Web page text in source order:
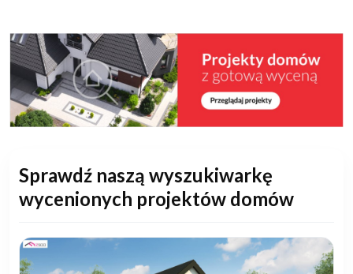
Sprawdź naszą wyszukiwarkę
wycenionych projektów domów